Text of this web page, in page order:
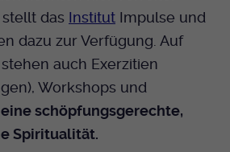
das Institut Impulse und
dazu zur Verfügung. Auf
auch Exerzitien
Workshops und
schöpfungsgerechte,
Spiritualität.